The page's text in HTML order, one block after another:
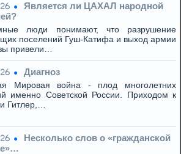
Является ли ЦАХАЛ народной
люди понимают, что разрушение
поселений Гуш-Катифа и выход армии
привели…
Диагноз
Мировая война - плод многолетних
именно Советской России. Приходом к
Гитлер,…
Несколько слов о «гражданской